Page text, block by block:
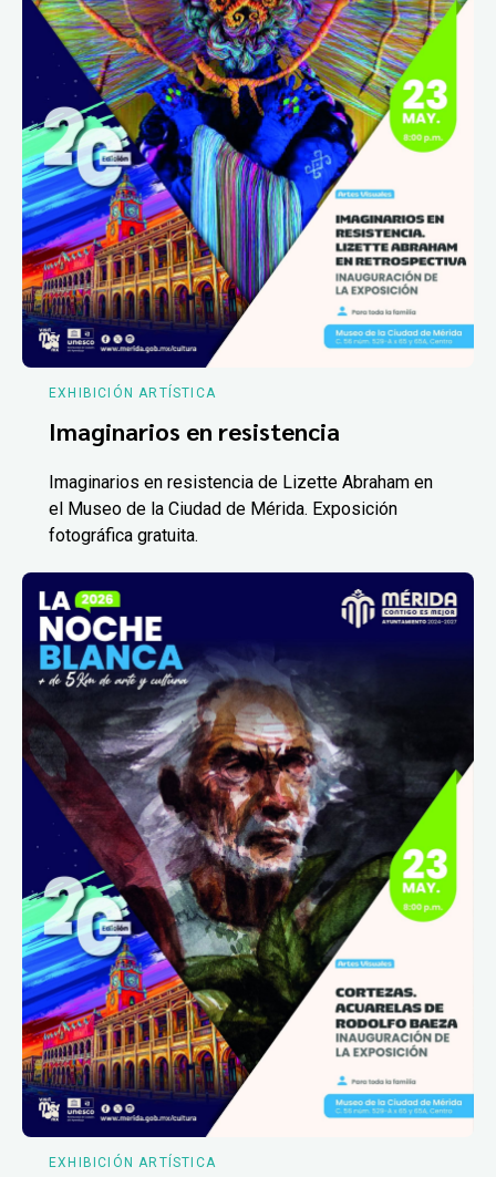
EXHIBICIÓN ARTÍSTICA
Imaginarios en resistencia
Imaginarios en resistencia de Lizette Abraham en
el Museo de la Ciudad de Mérida. Exposición
fotográfica gratuita.
EXHIBICIÓN ARTÍSTICA